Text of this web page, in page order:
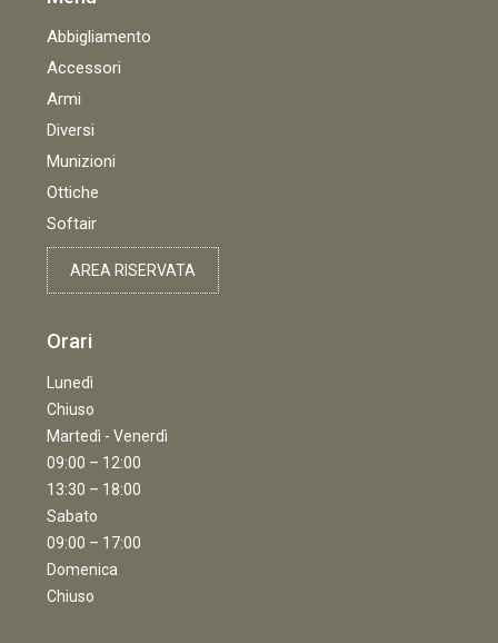
Abbigliamento
Accessori
Armi
Diversi
Munizioni
Ottiche
Softair
AREA RISERVATA
Orari
Lunedì
Chiuso
Martedì - Venerdì
09:00 – 12:00
13:30 – 18:00
Sabato
09:00 – 17:00
Domenica
Chiuso